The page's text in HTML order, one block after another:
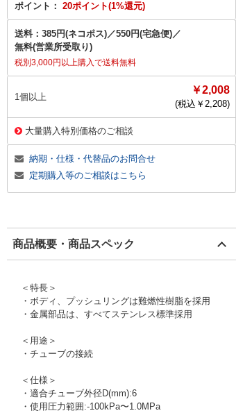
ポイント： 20ポイント(1%還元)
送料： 385円(ネコポス)／550円(宅急便)／
無料(営業所受取り)
税別3,000円以上購入で送料無料
1個以上
￥2,008
(税込￥ 2,208)
大量購入特別価格のご相談
納期・仕様・代替品のお問合せ
定期購入等のご相談はこちら
商品概要・商品スペック
＜特長＞
・ボディ、プッシュリングは難燃性樹脂を採用
・金属部品は、すべてステンレス標準採用
＜用途＞
・チューブの接続
＜仕様＞
・適合チューブ外径D(mm):6
・使用圧力範囲:-100kPa〜1.0MPa